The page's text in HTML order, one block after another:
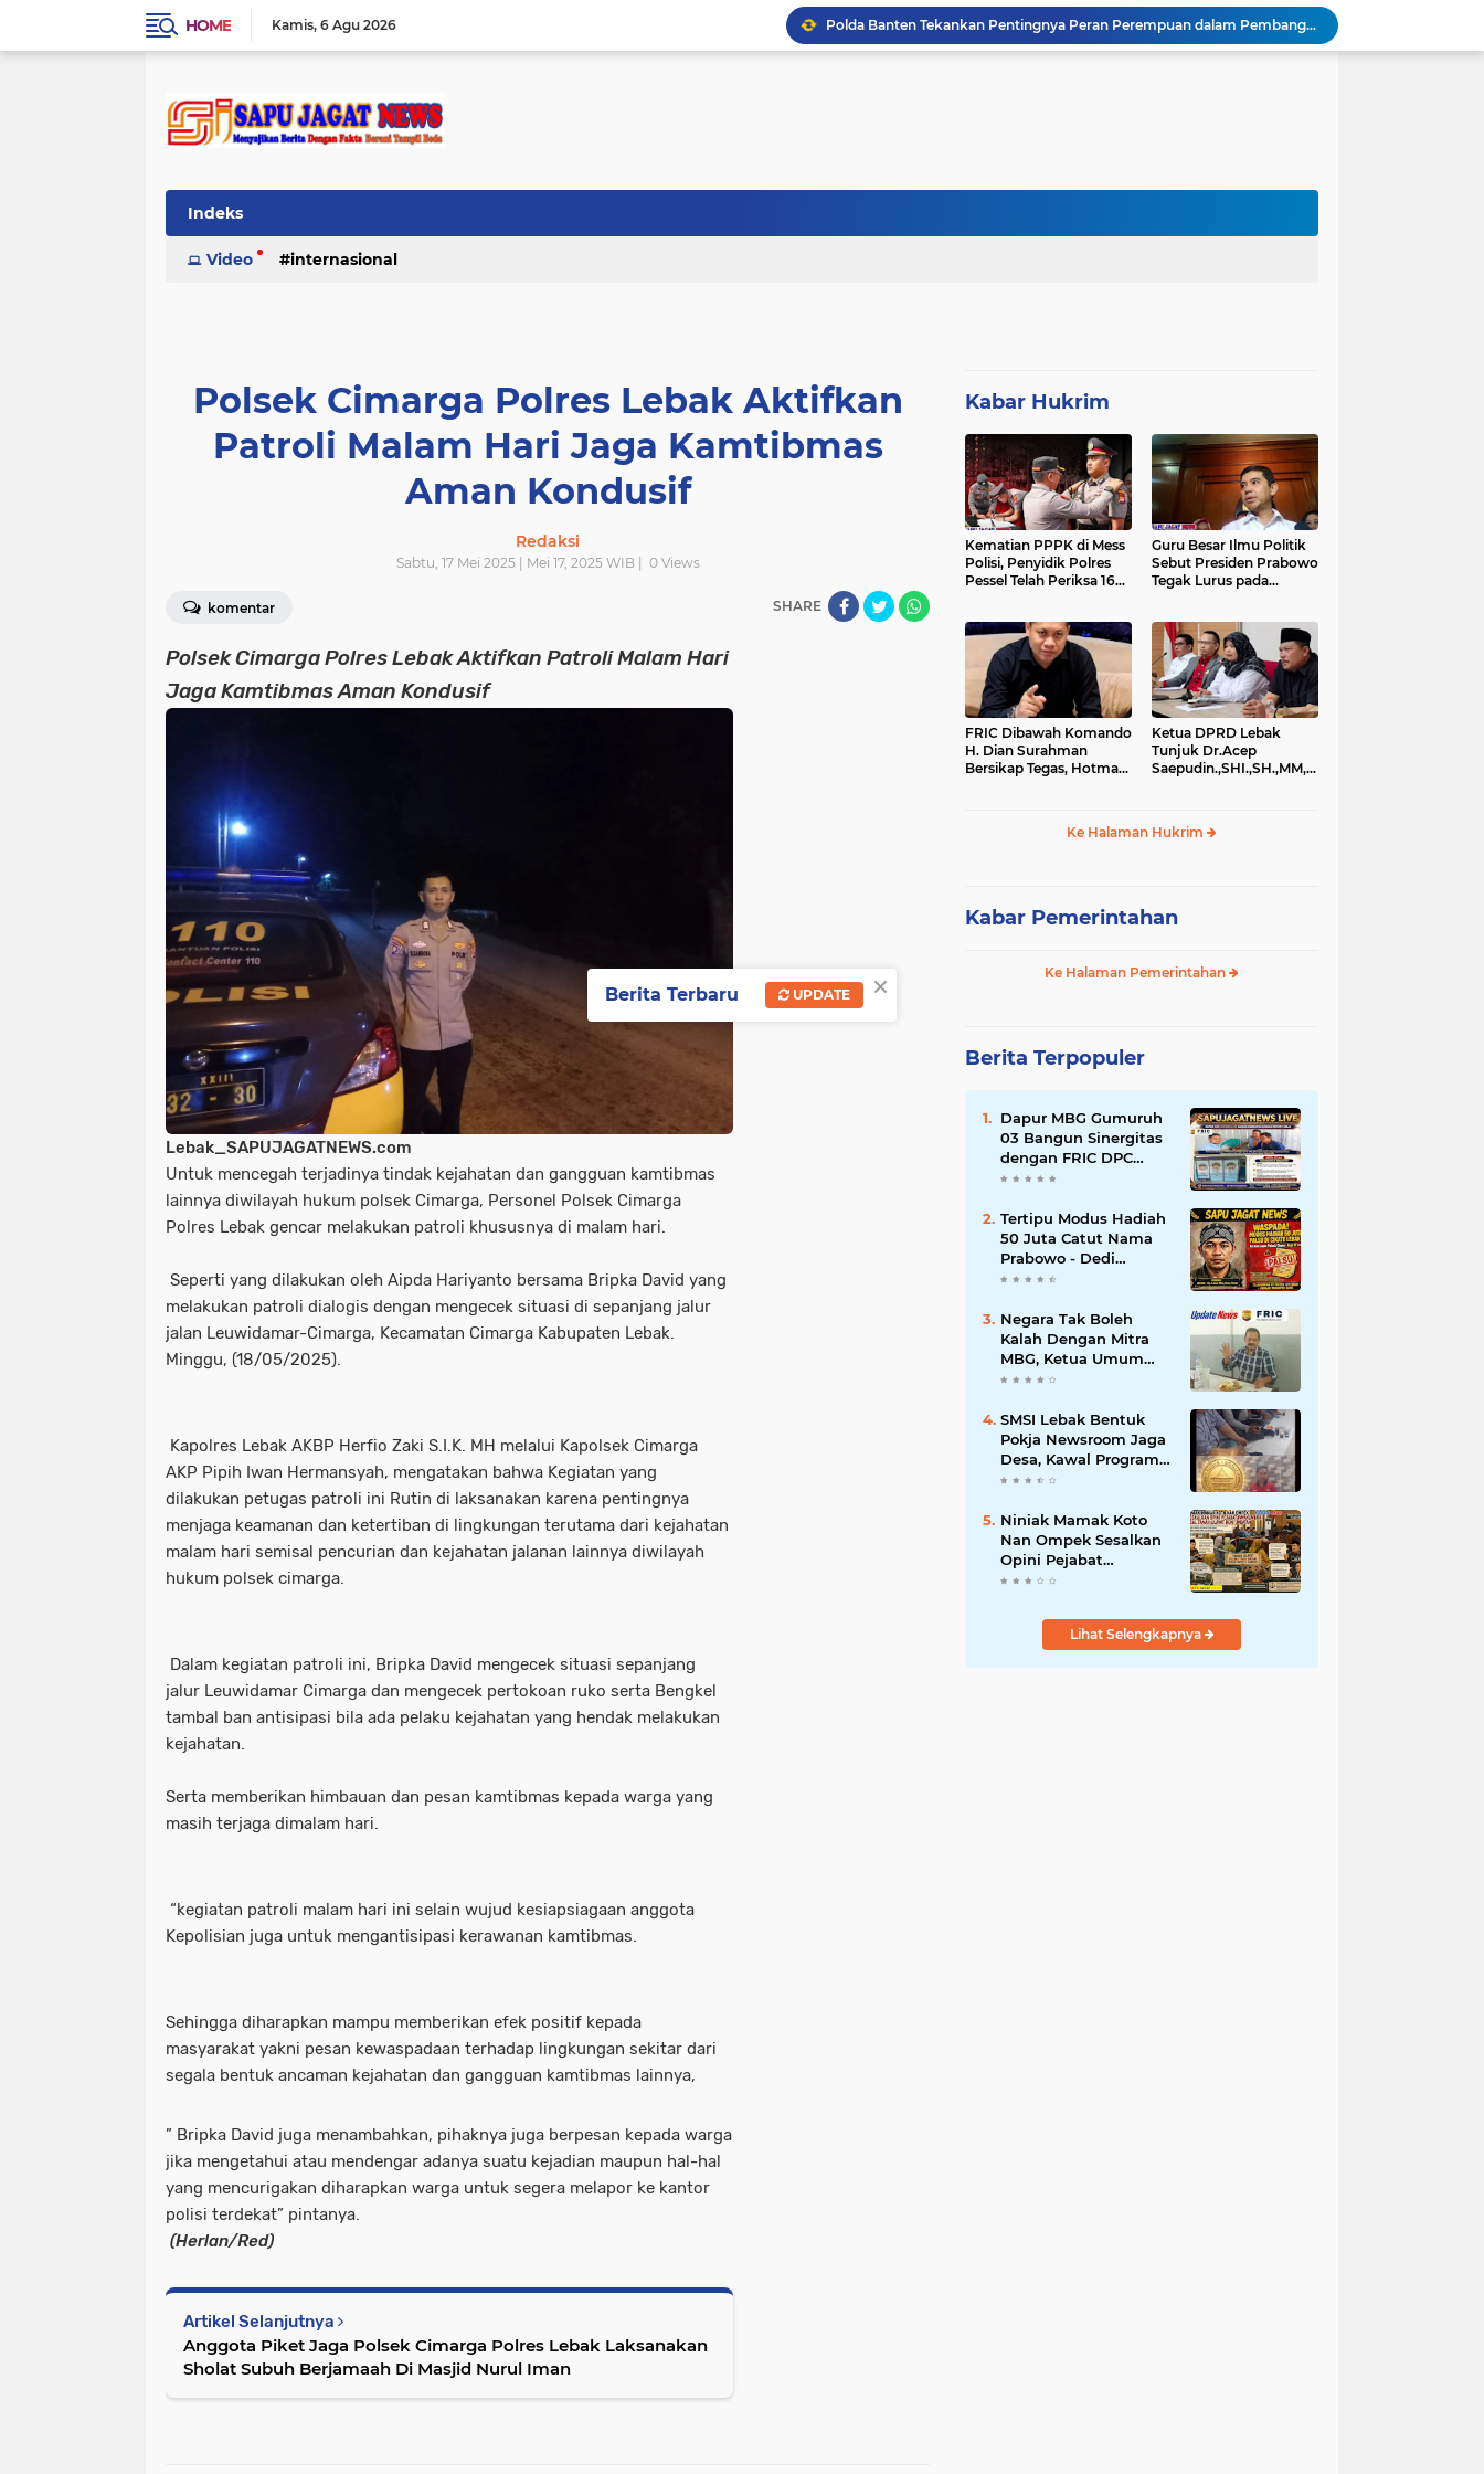
HOME Kamis 6 Agu 2026
Polda Banten Tekankan Pentingnya Peran Perempuan dalam Pembangunan Bangsa
KABID SD DISDIK LEBAK BUNGKAM - KETUA FRIC MINTA DIEVALUASI
ORMAS GAIB 212 DPC LEBAK AKSI DAMAI TUNTUT AUDIT ANGGARAN DAN EVALUASI 50 ANGGOTA DPRD
Indeks
Video internasional
Polsek Cimarga Polres Lebak Aktifkan
Patroli Malam Hari Jaga Kamtibmas
Aman Kondusif
Redaksi
Sabtu, 17 Mei 2025 | Mei 17, 2025 WIB | 0Views
komentar SHARE
Polsek Cimarga Polres Lebak Aktifkan Patroli Malam Hari
Jaga Kamtibmas Aman Kondusif
Lebak_SAPUJAGATNEWS.com
Untuk mencegah terjadinya tindak kejahatan dan gangguan kamtibmas
lainnya diwilayah hukum polsek Cimarga, Personel Polsek Cimarga
Polres Lebak gencar melakukan patroli khususnya di malam hari.
Seperti yang dilakukan oleh Aipda Hariyanto bersama Bripka David yang
melakukan patroli dialogis dengan mengecek situasi di sepanjang jalur
jalan Leuwidamar-Cimarga, Kecamatan Cimarga Kabupaten Lebak.
Minggu, (18/05/2025).
Kapolres Lebak AKBP Herfio Zaki S.I.K. MH melalui Kapolsek Cimarga
AKP Pipih Iwan Hermansyah, mengatakan bahwa Kegiatan yang
dilakukan petugas patroli ini Rutin di laksanakan karena pentingnya
menjaga keamanan dan ketertiban di lingkungan terutama dari kejahatan
malam hari semisal pencurian dan kejahatan jalanan lainnya diwilayah
hukum polsek cimarga.
Dalam kegiatan patroli ini, Bripka David mengecek situasi sepanjang
jalur Leuwidamar Cimarga dan mengecek pertokoan ruko serta Bengkel
tambal ban antisipasi bila ada pelaku kejahatan yang hendak melakukan
kejahatan.
Serta memberikan himbauan dan pesan kamtibmas kepada warga yang
masih terjaga dimalam hari.
“kegiatan patroli malam hari ini selain wujud kesiapsiagaan anggota
Kepolisian juga untuk mengantisipasi kerawanan kamtibmas.
Sehingga diharapkan mampu memberikan efek positif kepada
masyarakat yakni pesan kewaspadaan terhadap lingkungan sekitar dari
segala bentuk ancaman kejahatan dan gangguan kamtibmas lainnya,
” Bripka David juga menambahkan, pihaknya juga berpesan kepada warga
jika mengetahui atau mendengar adanya suatu kejadian maupun hal-hal
yang mencurigakan diharapkan warga untuk segera melapor ke kantor
polisi terdekat” pintanya.
(Herlan/Red)
Artikel Selanjutnya
Anggota Piket Jaga Polsek Cimarga Polres Lebak Laksanakan
Sholat Subuh Berjamaah Di Masjid Nurul Iman
Kabar Hukrim
Kematian PPPK di Mess
Polisi, Penyidik Polres
Pessel Telah Periksa 16
Guru Besar Ilmu Politik
Sebut Presiden Prabowo
Tegak Lurus pada
Hukum
FRIC Dibawah Komando
H. Dian Surahman
Bersikap Tegas, Hotman
Merendahkan Wartawan
Ketua DPRD Lebak
Tunjuk Dr.Acep
Saepudin.,SHI.,SH.,MM,MSi.,Sebagai
Ke Halaman Hukrim
Kabar Pemerintahan
Ke Halaman Pemerintahan
Berita Terpopuler
Dapur MBG Gumuruh
03 Bangun Sinergitas
dengan FRIC DPC
Kabupaten Lebak,
SOP BGN Pusat
Tertipu Modus Hadiah
50 Juta Catut Nama
Prabowo - Dedi
Mulyadi, Pasutri di
Lebak Rugi Rp 12 Juta
Lebih
Negara Tak Boleh
Kalah Dengan Mitra
MBG, Ketua Umum
APKLI-P: Silahkan
Kantin Sekolah
SMSI Lebak Bentuk
Pokja Newsroom Jaga
Desa, Kawal Program
Desa Agar Bisa Maju
Niniak Mamak Koto
Nan Ompek Sesalkan
Opini Pejabat
Payakumbuh Soal
Jabatan
Lihat Selengkapnya
×
Berita Terbaru UPDATE